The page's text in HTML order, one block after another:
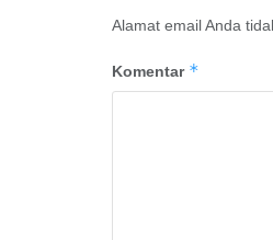
Alamat email Anda
Komentar *